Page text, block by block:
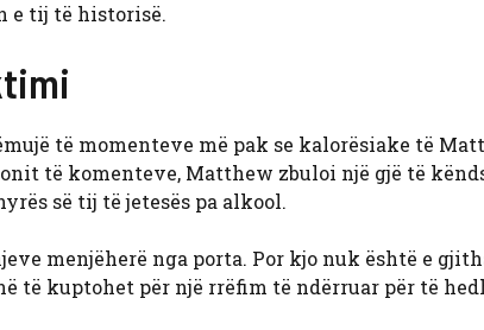
e tij të historisë.
të momenteve më pak se kalorësiake të
të komenteve, Matthew zbuloi një gjë të
së tij të jetesës pa alkool.
menjëherë nga porta. Por kjo nuk është e
të kuptohet për një rrëfim të ndërruar për të